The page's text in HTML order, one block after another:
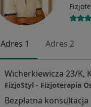
Adres 1 Adres 2
Wicherkiewicza 23/K,
FizjoStyl - Fizjoterapia
Bezpłatna konsultacja